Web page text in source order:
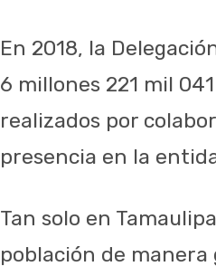
En 2018, la
6 millones 221 mil
realizados por
presencia en la
Tan solo en
población de